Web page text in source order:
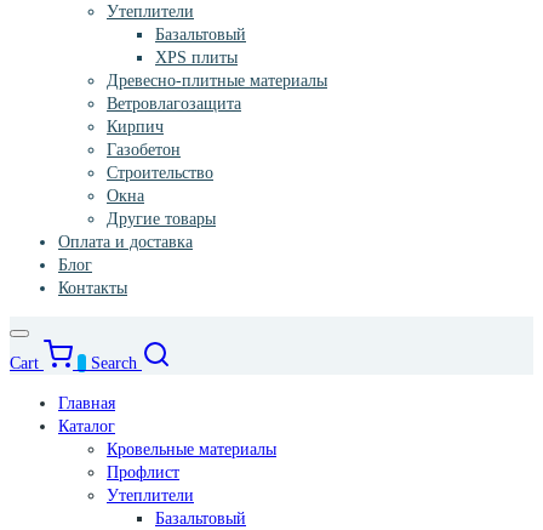
Утеплители
Базальтовый
XPS плиты
Древесно-плитные материалы
Ветровлагозащита
Кирпич
Газобетон
Строительство
Окна
Другие товары
Оплата и доставка
Блог
Контакты
Cart Search
Главная
Каталог
Кровельные материалы
Профлист
Утеплители
Базальтовый